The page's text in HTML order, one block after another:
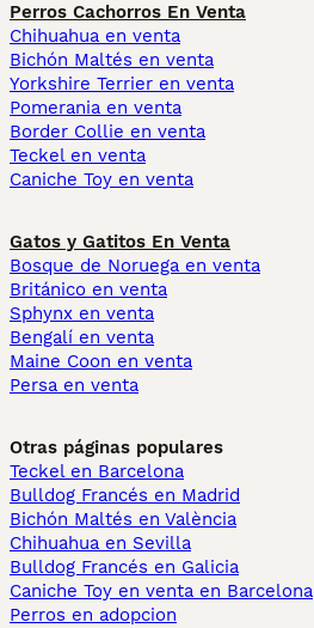
Perros Cachorros En Venta
Chihuahua en venta
Bichón Maltés en venta
Yorkshire Terrier en venta
Pomerania en venta
Border Collie en venta
Teckel en venta
Caniche Toy en venta
Gatos y Gatitos En Venta
Bosque de Noruega en venta
Británico en venta
Sphynx en venta
Bengalí en venta
Maine Coon en venta
Persa en venta
Otras páginas populares
Teckel en Barcelona
Bulldog Francés en Madrid
Bichón Maltés en València
Chihuahua en Sevilla
Bulldog Francés en Galicia
Caniche Toy en venta en Barcelona
Perros en adopcion